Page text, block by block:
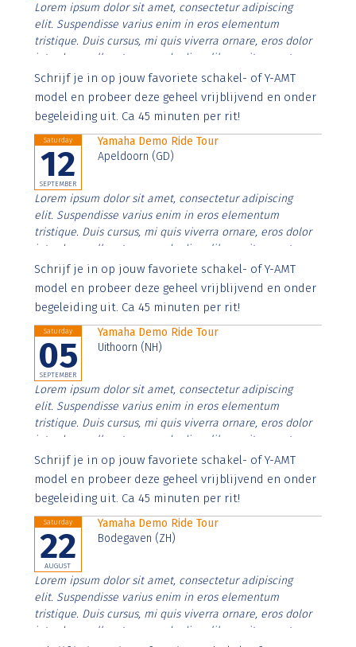
Lorem ipsum dolor sit amet, consectetur adipiscing
elit. Suspendisse varius enim in eros elementum
tristique. Duis cursus, mi quis viverra ornare, eros dolor
interdum nulla, ut commodo diam libero vitae erat.
Aenean faucibus nibh et justo cursus id rutrum lorem
imperdiet. Nunc ut sem vitae risus tristique posuere.
Schrijf je in op jouw favoriete schakel- of Y-AMT
model en probeer deze geheel vrijblijvend en onder
begeleiding uit. Ca 45 minuten per rit!
Saturday
12
SEPTEMBER
Yamaha Demo Ride Tour
Apeldoorn (GD)
Lorem ipsum dolor sit amet, consectetur adipiscing
elit. Suspendisse varius enim in eros elementum
tristique. Duis cursus, mi quis viverra ornare, eros dolor
interdum nulla, ut commodo diam libero vitae erat.
Aenean faucibus nibh et justo cursus id rutrum lorem
imperdiet. Nunc ut sem vitae risus tristique posuere.
Schrijf je in op jouw favoriete schakel- of Y-AMT
model en probeer deze geheel vrijblijvend en onder
begeleiding uit. Ca 45 minuten per rit!
Saturday
05
SEPTEMBER
Yamaha Demo Ride Tour
Uithoorn (NH)
Lorem ipsum dolor sit amet, consectetur adipiscing
elit. Suspendisse varius enim in eros elementum
tristique. Duis cursus, mi quis viverra ornare, eros dolor
interdum nulla, ut commodo diam libero vitae erat.
Aenean faucibus nibh et justo cursus id rutrum lorem
imperdiet. Nunc ut sem vitae risus tristique posuere.
Schrijf je in op jouw favoriete schakel- of Y-AMT
model en probeer deze geheel vrijblijvend en onder
begeleiding uit. Ca 45 minuten per rit!
Saturday
22
AUGUST
Yamaha Demo Ride Tour
Bodegaven (ZH)
Lorem ipsum dolor sit amet, consectetur adipiscing
elit. Suspendisse varius enim in eros elementum
tristique. Duis cursus, mi quis viverra ornare, eros dolor
interdum nulla, ut commodo diam libero vitae erat.